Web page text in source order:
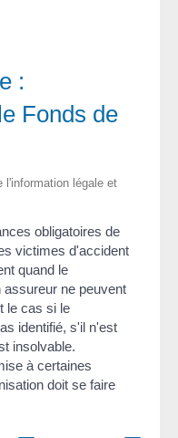
:
Fonds de
l'information légale et
obligatoires de
victimes d'accident
quand le
ne peuvent
le cas si le
identifié, s'il n'est
insolvable.
à certaines
doit se faire